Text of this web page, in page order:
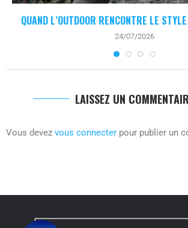
QUAND L’OUTDOOR RENCONTRE LE
24/07/2026
LAISSEZ UN
Vous devez vous connecter pour publier un